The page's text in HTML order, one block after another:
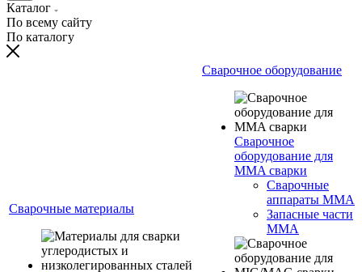
Каталог
По всему сайту
По каталогу
Сварочные материалы
Сварочное оборудование
Сварочное
оборудование для
MMA сварки
Сварочные
аппараты MMA
Запасные части
MMA